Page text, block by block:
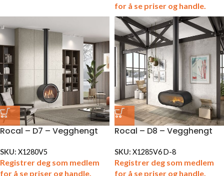
for å se priser og handle.
Rocal – D7 – Vegghengt
SKU: X1280V5
Registrer deg som medlem
for å se priser og handle.
Rocal – D8 – Vegghengt
SKU: X1285V6 D-8
Registrer deg som medlem
for å se priser og handle.